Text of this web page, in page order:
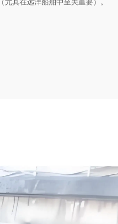
其在远洋船舶中至关重要）。